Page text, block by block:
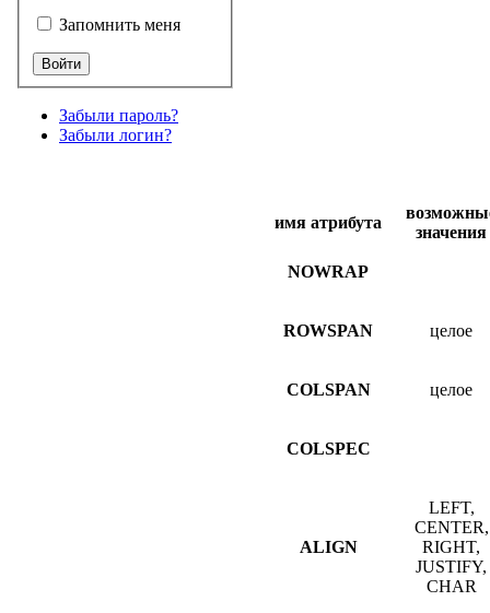
Запомнить меня
Забыли пароль?
Забыли логин?
имя атрибута
значения
NOWRAP
ROWSPAN целое
COLSPAN целое
COLSPEC
ALIGN
LEFT,
CENTER,
RIGHT,
JUSTIFY,
CHAR